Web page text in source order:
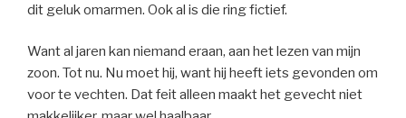
dit geluk omarmen. Ook al is die ring fictief.
Want al jaren kan niemand eraan, aan het lezen van mijn
zoon. Tot nu. Nu moet hij, want hij heeft iets gevonden om
voor te vechten. Dat feit alleen maakt het gevecht niet